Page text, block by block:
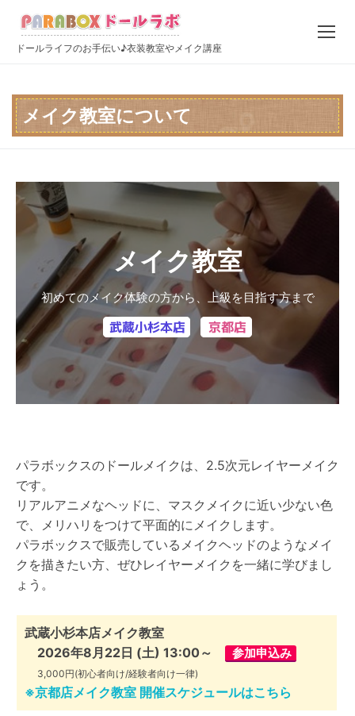
ドールライフのお手伝い♪衣装教室やメイク講座
メイク教室について
メイク教室
初めてのメイク体験の方から、上級を目指す方まで
パラボックスのドールメイクは、2.5次元レイヤーメイク
です。
リアルアニメなヘッドに、マスクメイクに近い少ない色
で、メリハリをつけて平面的にメイクします。
パラボックスで販売しているメイクヘッドのようなメイ
クを描きたい方、ぜひレイヤーメイクを一緒に学びまし
ょう。
武蔵小杉本店メイク教室
2026年8月22日 (土) 13:00～
参加申込み
3,000円(初心者向け/経験者向け一律)
※京都店メイク教室 開催スケジュールはこちら